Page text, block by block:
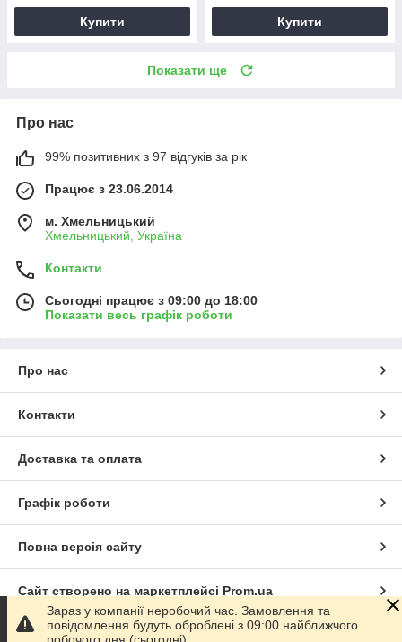
Купити Купити
Показати ще
Про нас
99% позитивних з 97 відгуків за рік
Працює з 23.06.2014
м. Хмельницький
Хмельницький, Україна
Контакти
Сьогодні працює з 09:00 до 18:00
Показати весь графік роботи
Про нас
Контакти
Доставка та оплата
Графік роботи
Повна версія сайту
Сайт створено на маркетплейсі Prom.ua
Політика конфіденційності
Зараз у компанії неробочий час. Замовлення та
повідомлення будуть оброблені з 09:00 найближчого